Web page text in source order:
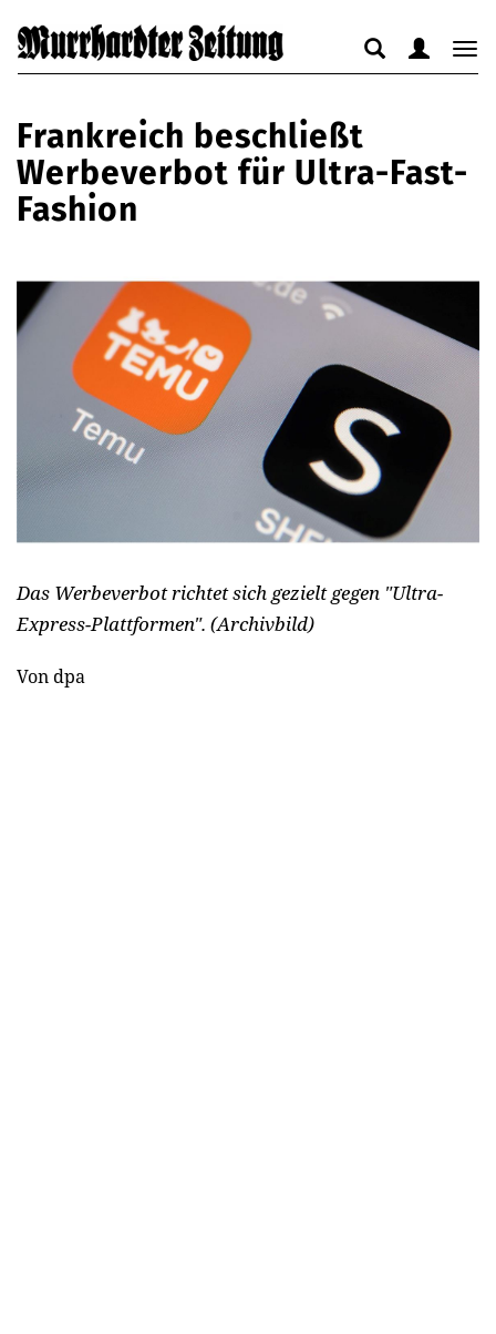
anzeigen
Suche
anzeigen
Frankreich beschließt
Werbeverbot für Ultra-Fast-
Fashion
Das Werbeverbot richtet sich gezielt gegen "Ultra-
Express-Plattformen". (Archivbild)
Von dpa